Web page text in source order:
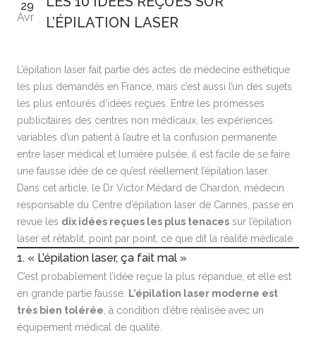
29
Avr
L’ÉPILATION LASER
L’épilation laser fait partie des actes de médecine esthétique
les plus demandés en France, mais c’est aussi l’un des sujets
les plus entourés d’idées reçues. Entre les promesses
publicitaires des centres non médicaux, les expériences
variables d’un patient à l’autre et la confusion permanente
entre laser médical et lumière pulsée, il est facile de se faire
une fausse idée de ce qu’est réellement l’épilation laser.
Dans cet article, le Dr Victor Médard de Chardon, médecin
responsable du Centre d’épilation laser de Cannes , passe en
revue les dix idées reçues les plus tenaces sur l’épilation
laser et rétablit, point par point, ce que dit la réalité médicale.
1. « L’épilation laser, ça fait mal »
C’est probablement l’idée reçue la plus répandue, et elle est
en grande partie fausse.
L’épilation laser moderne est
très bien tolérée , à condition d’être réalisée avec un
équipement médical de qualité.